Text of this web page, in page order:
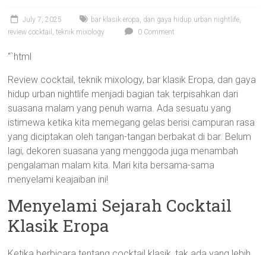
July 7, 2025 bar klasik eropa, dan gaya hidup urban nightlife,
review cocktail ,teknik mixology 0 Comment
“`html
Review cocktail, teknik mixology, bar klasik Eropa, dan gaya
hidup urban nightlife menjadi bagian tak terpisahkan dari
suasana malam yang penuh warna. Ada sesuatu yang
istimewa ketika kita memegang gelas berisi campuran rasa
yang diciptakan oleh tangan-tangan berbakat di bar. Belum
lagi, dekoren suasana yang menggoda juga menambah
pengalaman malam kita. Mari kita bersama-sama
menyelami keajaiban ini!
Menyelami Sejarah Cocktail
Klasik Eropa